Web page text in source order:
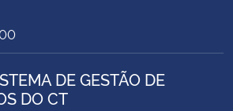
DE GESTÃO DE
DO CT